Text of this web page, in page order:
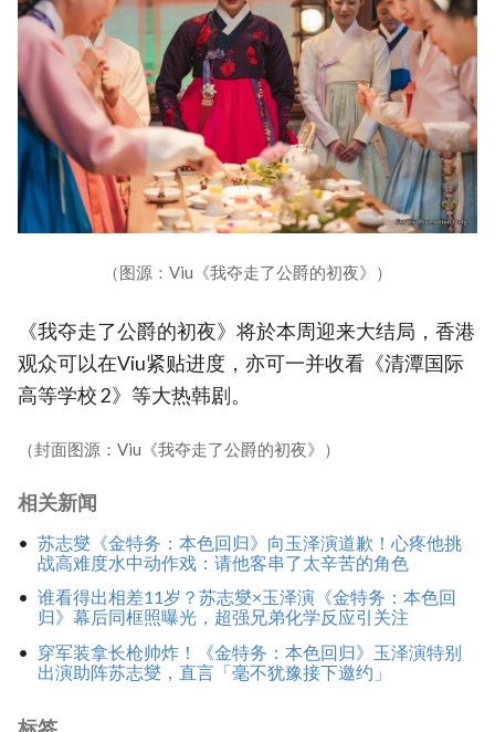
（图源：Viu《我夺走了公爵的初夜》）
《我夺走了公爵的初夜》将於本周迎来大结局，香港
观众可以在Viu紧贴进度，亦可一并收看《清潭国际
高等学校 2》等大热韩剧。
（封面图源：Viu《我夺走了公爵的初夜》）
相关新闻
苏志燮《金特务：本色回归》向玉泽演道歉！心疼他挑
战高难度水中动作戏：请他客串了太辛苦的角色
谁看得出相差11岁？苏志燮×玉泽演《金特务：本色回
归》幕后同框照曝光，超强兄弟化学反应引关注
穿军装拿长枪帅炸！《金特务：本色回归》玉泽演特别
出演助阵苏志燮，直言「毫不犹豫接下邀约」